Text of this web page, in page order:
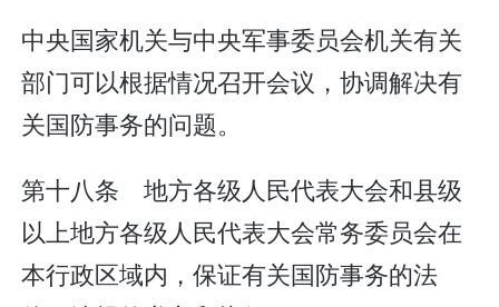
中央国家机关与中央军事委员会机关有关
部门可以根据情况召开会议，协调解决有
关国防事务的问题。
第十八条 地方各级人民代表大会和县级
以上地方各级人民代表大会常务委员会在
本行政区域内，保证有关国防事务的法